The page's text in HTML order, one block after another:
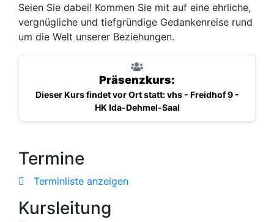
Seien Sie dabei! Kommen Sie mit auf eine ehrliche,
vergnügliche und tiefgründige Gedankenreise rund
um die Welt unserer Beziehungen.
Präsenzkurs:
Dieser Kurs findet vor Ort statt: vhs - Freidhof 9 -
HK Ida-Dehmel-Saal
Termine
Terminliste anzeigen
Kursleitung